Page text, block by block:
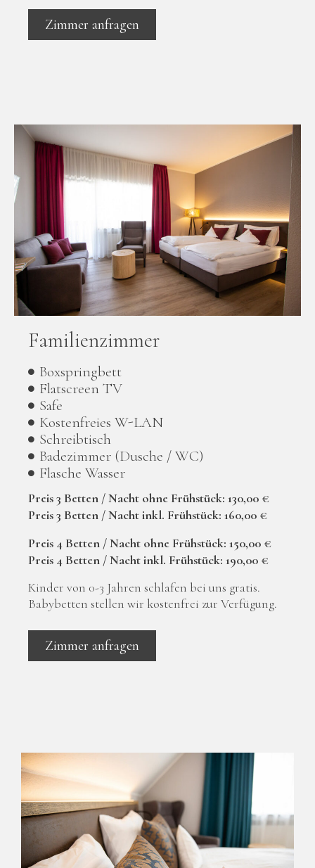
Zimmer anfragen
Familienzimmer
Boxspringbett
Flatscreen TV
Safe
Kostenfreies W-LAN
Schreibtisch
Badezimmer (Dusche / WC)
Flasche Wasser
Preis 3 Betten / Nacht ohne Frühstück: 130,00 €
Preis 3 Betten / Nacht inkl. Frühstück: 160,00 €
Preis 4 Betten / Nacht ohne Frühstück: 150,00 €
Preis 4 Betten / Nacht inkl. Frühstück: 190,00 €
Kinder von 0-3 Jahren schlafen bei uns gratis.
Babybetten stellen wir kostenfrei zur Verfügung.
Zimmer anfragen